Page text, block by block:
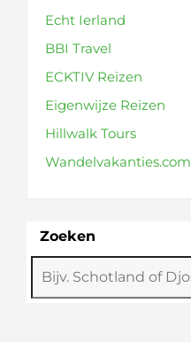
Echt Ierland
BBI Travel
ECKTIV Reizen
Eigenwijze Reizen
Hillwalk Tours
Wandelvakanties.com
Zoeken